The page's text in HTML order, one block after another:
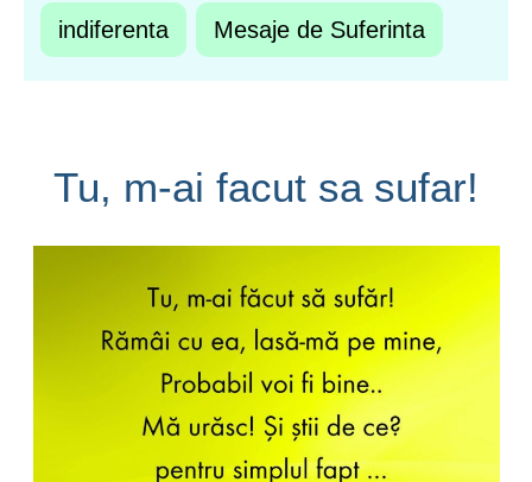
indiferenta Mesaje de Suferinta
Tu, m-ai facut sa sufar!